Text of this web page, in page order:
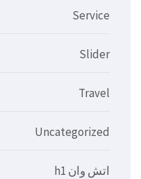
Service
Slider
Travel
Uncategorized
اتش وان h1